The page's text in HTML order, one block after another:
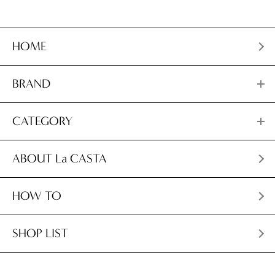
HOME
BRAND
CATEGORY
ABOUT La CASTA
HOW TO
SHOP LIST